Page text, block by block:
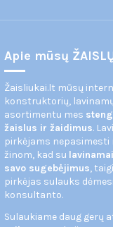
Apie mūsų
Žaisliukai.lt mūsų
konstruktorių,
asortimentu mes
žaislus ir žaidimus.
pirkėjams nepasimesti
žinom, kad su
savo sugebėjimus,
pirkėjas sulauks
konsultanto.
Sulaukiame daug gerų